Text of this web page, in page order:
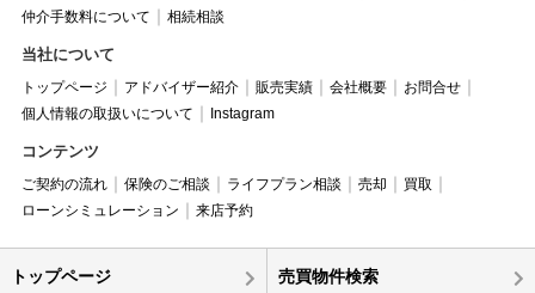
仲介手数料について
相続相談
当社について
トップページ アドバイザー紹介 販売実績 会社概要
お問合せ
個人情報の取扱いについて
Instagram
コンテンツ
ご契約の流れ 保険のご相談 ライフプラン相談 売却
買取
ローンシミュレーション
来店予約
トップページ 売買物件検索